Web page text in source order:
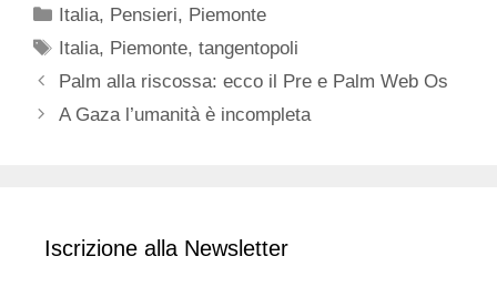
Categorie
Italia, Pensieri, Piemonte
Tag
Italia, Piemonte,tangentopoli
Palm alla riscossa: ecco il Pre e Palm Web Os
A Gaza l’umanità è incompleta
Iscrizione alla Newsletter